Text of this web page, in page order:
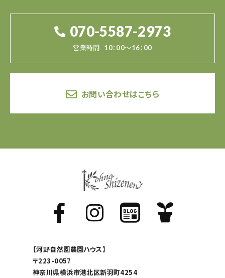
070-5587-2973
営業時間 10：00～16：00
お問い合わせはこちら
【河野自然園農園ハウス】
〒223-0057
神奈川県横浜市港北区新羽町4254